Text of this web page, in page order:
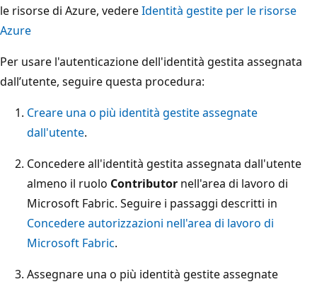
le risorse di Azure, vedereIdentità gestite per le risorse
Azure
Per usare l'autenticazione dell'identità gestita assegnata
dall’utente, seguire questa procedura:
Creare una o più identità gestite assegnate
dall'utente.
Concedere all'identità gestita assegnata dall'utente
almeno il ruolo Contributor nell'area di lavoro di
Microsoft Fabric. Seguire i passaggi descritti in
Concedere autorizzazioni nell'area di lavoro di
Microsoft Fabric.
Assegnare una o più identità gestite assegnate